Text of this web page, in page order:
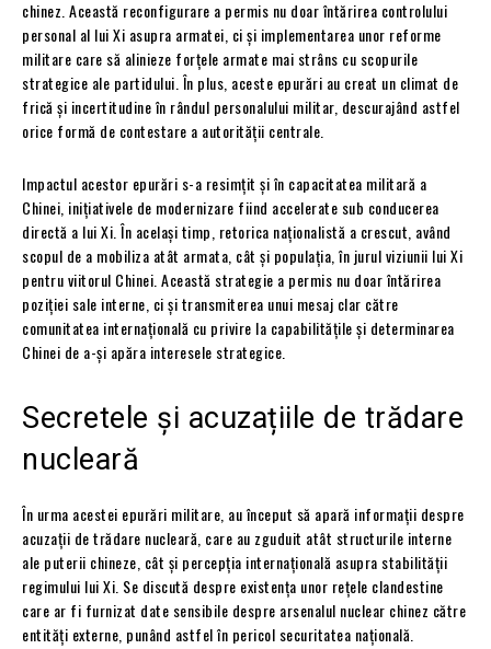
chinez. Această reconfigurare a permis nu doar întărirea controlului
personal al lui Xi asupra armatei, ci și implementarea unor reforme
militare care să alinieze forțele armate mai strâns cu scopurile
strategice ale partidului. În plus, aceste epurări au creat un climat de
frică și incertitudine în rândul personalului militar, descurajând astfel
orice formă de contestare a autorității centrale.
Impactul acestor epurări s-a resimțit și în capacitatea militară a
Chinei, inițiativele de modernizare fiind accelerate sub conducerea
directă a lui Xi. În același timp, retorica naționalistă a crescut, având
scopul de a mobiliza atât armata, cât și populația, în jurul viziunii lui Xi
pentru viitorul Chinei. Această strategie a permis nu doar întărirea
poziției sale interne, ci și transmiterea unui mesaj clar către
comunitatea internațională cu privire la capabilitățile și determinarea
Chinei de a-și apăra interesele strategice.
Secretele și acuzațiile de trădare
nucleară
În urma acestei epurări militare, au început să apară informații despre
acuzații de trădare nucleară, care au zguduit atât structurile interne
ale puterii chineze, cât și percepția internațională asupra stabilității
regimului lui Xi. Se discută despre existența unor rețele clandestine
care ar fi furnizat date sensibile despre arsenalul nuclear chinez către
entități externe, punând astfel în pericol securitatea națională.